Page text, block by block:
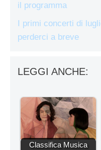
il programma
I primi concerti di
perderci a breve
LEGGI ANCHE:
Classifica Musica